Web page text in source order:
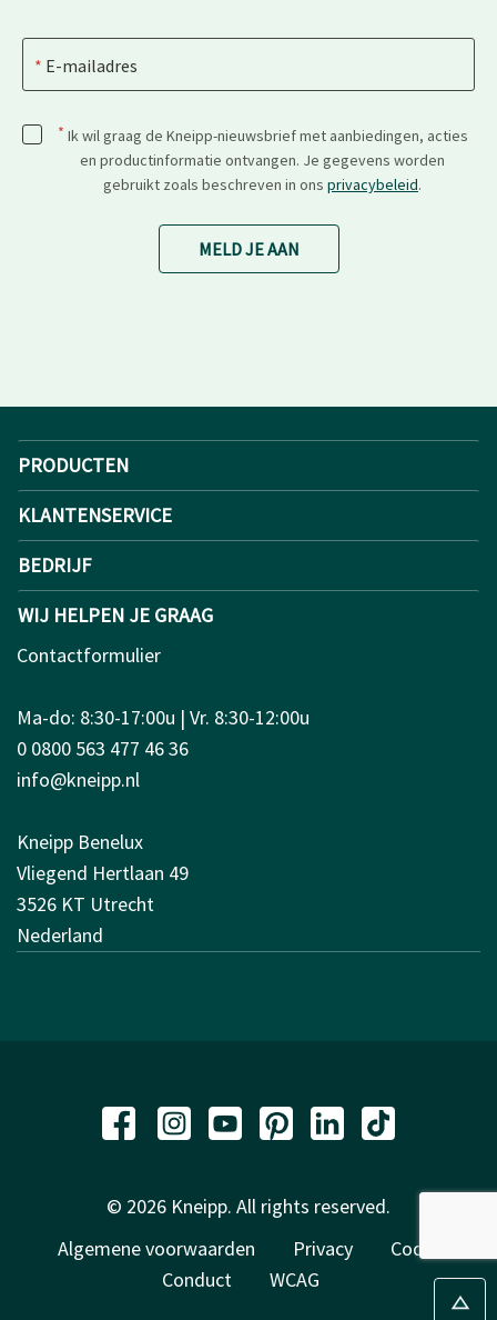
E-mailadres
* Ik wil graag de Kneipp-nieuwsbrief met aanbiedingen, acties
en productinformatie ontvangen. Je gegevens worden
gebruikt zoals beschreven in ons privacybeleid.
MELD JE AAN
PRODUCTEN
KLANTENSERVICE
BEDRIJF
WIJ HELPEN JE GRAAG
Contactformulier
Ma-do: 8:30-17:00u | Vr. 8:30-12:00u
0 0800 563 477 46 36
info@kneipp.nl
Kneipp Benelux
Vliegend Hertlaan 49
3526 KT Utrecht
Nederland
© 2026 Kneipp. All rights reserved.
Algemene voorwaarden
Privacy
Code of
Conduct
WCAG